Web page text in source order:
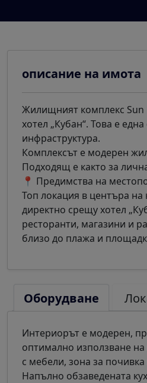
описание на имота
Жилищният комплекс Sun
хотел „Кубан“. Това е
инфраструктура.
Комплексът е модерен
Подходящ е както за
📍 Предимства на
Топ локация в центъра на
директно срещу хотел
ресторанти, магазини и
близо до плажа и
Оборудване
Интериорът е модерен,
оптимално използване
с мебели, зона за
Напълно обзаведената